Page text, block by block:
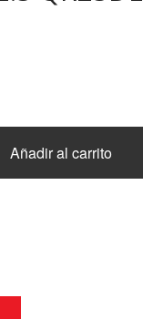
Añadir al carrito